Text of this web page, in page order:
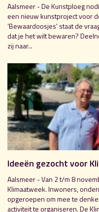
Aalsmeer - De Kunstploeg
een nieuw kunstproject voor
‘Bewaardoosjes' staat de
dat je het wilt bewaren?
zij naar...
Ideeën gezocht voor
Aalsmeer - Van 2 t/m 8
Klimaatweek. Inwoners,
opgeroepen om mee te
activiteit te organiseren. De